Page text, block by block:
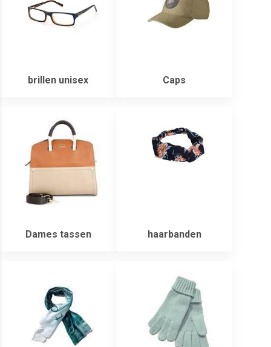
brillen unisex Caps
Dames tassen haarbanden